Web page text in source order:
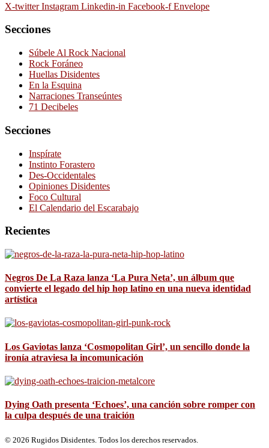
X-twitter Instagram Linkedin-in Facebook-f Envelope
Secciones
Súbele Al Rock Nacional
Rock Foráneo
Huellas Disidentes
En la Esquina
Narraciones Transeúntes
71 Decibeles
Secciones
Inspírate
Instinto Forastero
Des-Occidentales
Opiniones Disidentes
Foco Cultural
El Calendario del Escarabajo
Recientes
Negros De La Raza lanza ‘La Pura Neta’, un álbum que
convierte el legado del hip hop latino en una nueva identidad
artística
Los Gaviotas lanza ‘Cosmopolitan Girl’, un sencillo donde la
ironía atraviesa la incomunicación
Dying Oath presenta ‘Echoes’, una canción sobre romper con
la culpa después de una traición
© 2026 Rugidos Disidentes. Todos los derechos reservados.